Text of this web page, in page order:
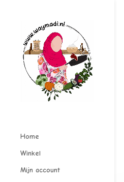
Home
Winkel
Mijn account